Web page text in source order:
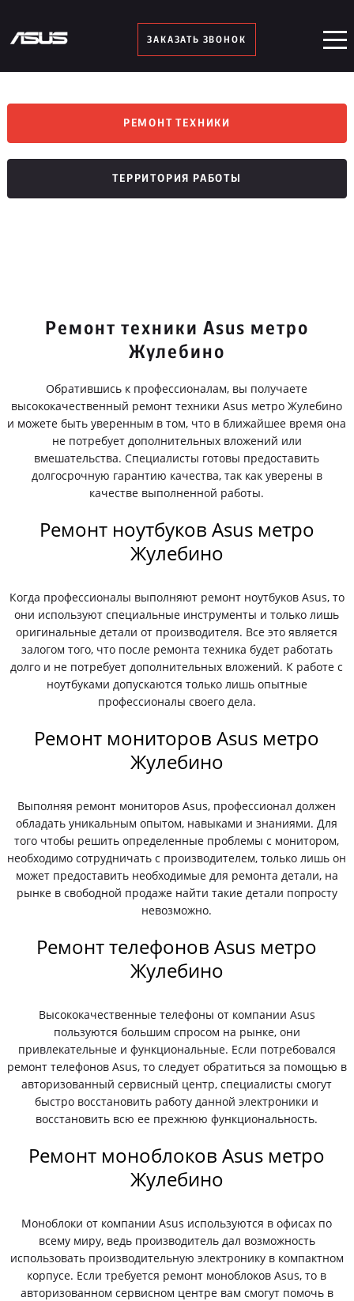
ЗАКАЗАТЬ ЗВОНОК
РЕМОНТ ТЕХНИКИ
ТЕРРИТОРИЯ РАБОТЫ
Ремонт техники Asus метро
Жулебино
Обратившись к профессионалам, вы получаете
высококачественный ремонт техники Asus метро Жулебино
и можете быть уверенным в том, что в ближайшее время она
не потребует дополнительных вложений или
вмешательства. Специалисты готовы предоставить
долгосрочную гарантию качества, так как уверены в
качестве выполненной работы.
Ремонт ноутбуков Asus метро
Жулебино
Когда профессионалы выполняют ремонт ноутбуков Asus, то
они используют специальные инструменты и только лишь
оригинальные детали от производителя. Все это является
залогом того, что после ремонта техника будет работать
долго и не потребует дополнительных вложений. К работе с
ноутбуками допускаются только лишь опытные
профессионалы своего дела.
Ремонт мониторов Asus метро
Жулебино
Выполняя ремонт мониторов Asus, профессионал должен
обладать уникальным опытом, навыками и знаниями. Для
того чтобы решить определенные проблемы с монитором,
необходимо сотрудничать с производителем, только лишь он
может предоставить необходимые для ремонта детали, на
рынке в свободной продаже найти такие детали попросту
невозможно.
Ремонт телефонов Asus метро
Жулебино
Высококачественные телефоны от компании Asus
пользуются большим спросом на рынке, они
привлекательные и функциональные. Если потребовался
ремонт телефонов Asus, то следует обратиться за помощью в
авторизованный сервисный центр, специалисты смогут
быстро восстановить работу данной электроники и
восстановить всю ее прежнюю функциональность.
Ремонт моноблоков Asus метро
Жулебино
Моноблоки от компании Asus используются в офисах по
всему миру, ведь производитель дал возможность
использовать производительную электронику в компактном
корпусе. Если требуется ремонт моноблоков Asus, то в
авторизованном сервисном центре вам смогут помочь в